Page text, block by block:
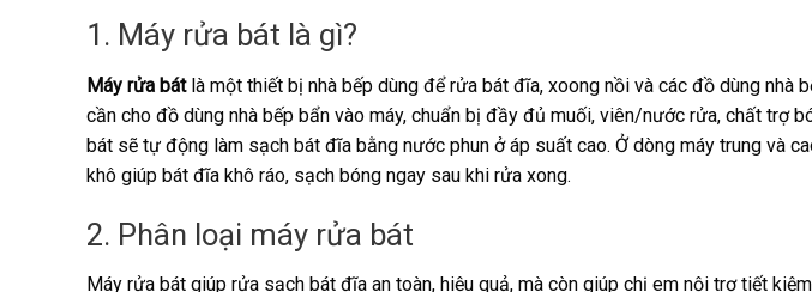
1. Máy rửa bát là gì?
Máy rửa bátlà một thiết bị nhà bếp dùng để rửa bát đĩa, xoong nồi và các đồ dùng nhà
cần cho đồ dùng nhà bếp bẩn vào máy, chuẩn bị đầy đủ muối, viên/nước rửa, chất trợ
bát sẽ tự động làm sạch bát đĩa bằng nước phun ở áp suất cao. Ở dòng máy trung và
khô giúp bát đĩa khô ráo, sạch bóng ngay sau khi rửa xong.
2. Phân loại máy rửa bát
Máy rửa bát giúp rửa sạch bát đĩa an toàn, hiệu quả, mà còn giúp chị em nội trợ tiết